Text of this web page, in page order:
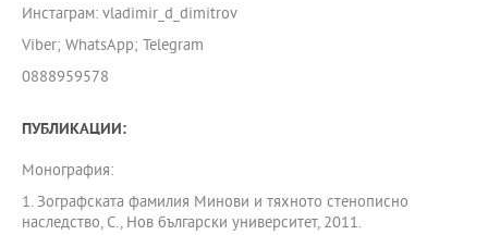
Инстаграм: vladimir_d_dimitrov
Viber; WhatsApp; Telegram
0888959578
ПУБЛИКАЦИИ:
Монография:
1. Зографската фамилия Минови и тяхното стенописно
наследство, С., Нов български университет, 2011.